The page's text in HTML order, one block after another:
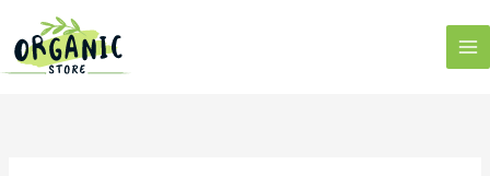
contenido